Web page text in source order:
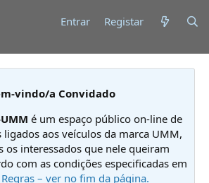
Entrar Registar
vindo/a Convidado
é um espaço público on-line de
ligados aos veículos da marca UMM,
os interessados que nele queiram
com as condições especificadas em
– ver no fim da página.